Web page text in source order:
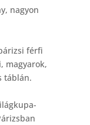
nagyon
férfi
magyarok,
táblán.